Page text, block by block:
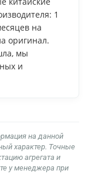
1
на
оригинал.
мы
и
на данной
характер. Точные
агрегата и
у менеджера при